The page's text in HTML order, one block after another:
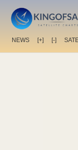
NEWS [+] [-]